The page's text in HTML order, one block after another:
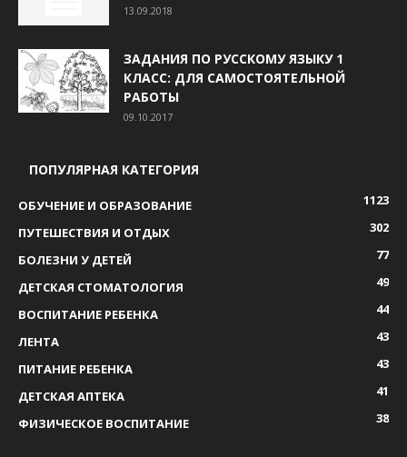
13.09.2018
ЗАДАНИЯ ПО РУССКОМУ ЯЗЫКУ 1
КЛАСС: ДЛЯ САМОСТОЯТЕЛЬНОЙ
РАБОТЫ
09.10.2017
ПОПУЛЯРНАЯ КАТЕГОРИЯ
ОБУЧЕНИЕ И ОБРАЗОВАНИЕ
1123
ПУТЕШЕСТВИЯ И ОТДЫХ
302
БОЛЕЗНИ У ДЕТЕЙ
77
ДЕТСКАЯ СТОМАТОЛОГИЯ
49
ВОСПИТАНИЕ РЕБЕНКА
44
ЛЕНТА
43
ПИТАНИЕ РЕБЕНКА
43
ДЕТСКАЯ АПТЕКА
41
ФИЗИЧЕСКОЕ ВОСПИТАНИЕ
38